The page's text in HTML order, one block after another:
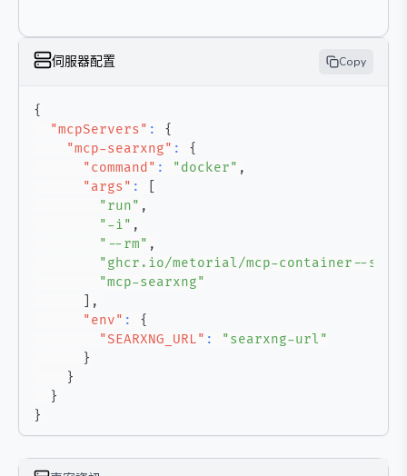
伺服器配置 Copy
{
"mcpServers" :
{
"mcp-searxng" :
{
"command" : "docker" ,
"args" :
"run" ,
"-i" ,
"--rm" ,
"ghcr.io/metorial/mcp-container--
"mcp-searxng"
,
"env" :
{
"SEARXNG_URL" :
"searxng-url"
}
}
}
}